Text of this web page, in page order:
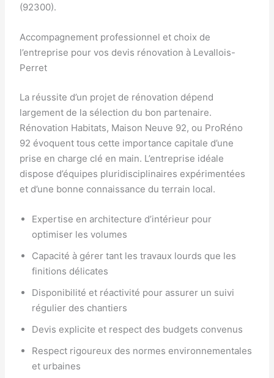
(92300).
Accompagnement professionnel et choix de
l’entreprise pour vos devis rénovation à Levallois-
Perret
La réussite d’un projet de rénovation dépend
largement de la sélection du bon partenaire.
Rénovation Habitats, Maison Neuve 92, ou ProRéno
92 évoquent tous cette importance capitale d’une
prise en charge clé en main. L’entreprise idéale
dispose d’équipes pluridisciplinaires expérimentées
et d’une bonne connaissance du terrain local.
Expertise en architecture d’intérieur pour
optimiser les volumes
Capacité à gérer tant les travaux lourds que les
finitions délicates
Disponibilité et réactivité pour assurer un suivi
régulier des chantiers
Devis explicite et respect des budgets convenus
Respect rigoureux des normes environnementales
et urbaines